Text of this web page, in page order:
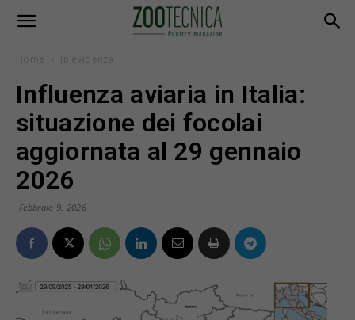
Home In evidenza
Influenza aviaria in Italia:
situazione dei focolai
aggiornata al 29 gennaio
2026
Febbraio 9, 2026